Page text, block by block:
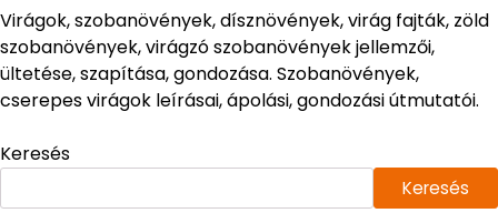
Virágok, szobanövények, dísznövények, virág fajták, zöld
szobanövények, virágzó szobanövények jellemzői,
ültetése, szapítása, gondozása. Szobanövények,
cserepes virágok leírásai, ápolási, gondozási útmutatói.
Keresés
Keresés